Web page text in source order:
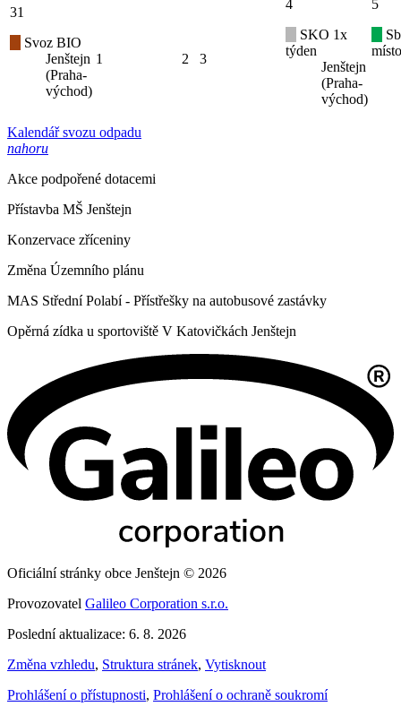
31
Svoz BIO
Jenštejn
(Praha-
východ)
1 2 3
4
SKO 1x
týden
Jenštejn
(Praha-
východ)
5
Kalendář svozu odpadu
nahoru
Akce podpořené dotacemi
Přístavba MŠ Jenštejn
Konzervace zříceniny
Změna Územního plánu
MAS Střední Polabí - Přístřešky na autobusové zastávky
Opěrná zídka u sportoviště V Katovičkách Jenštejn
Oficiální stránky obce Jenštejn © 2026
Provozovatel Galileo Corporation s.r.o.
Poslední aktualizace: 6. 8. 2026
Změna vzhledu, Struktura stránek, Vytisknout
Prohlášení o přístupnosti, Prohlášení o ochraně soukromí